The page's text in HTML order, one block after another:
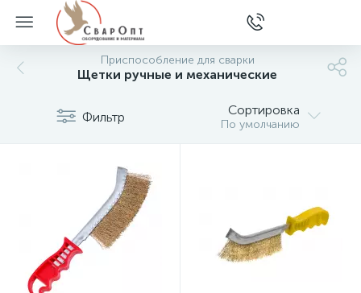
Приспособление для сварки
Щетки ручные и механические
Фильтр Сортировка
По умолчанию